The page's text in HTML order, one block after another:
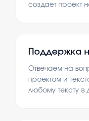
создает проект
Поддержка
Отвечаем на
проектом и
любому тексту в